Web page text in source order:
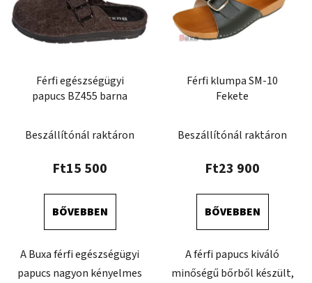
Férfi egészségügyi
papucs BZ455 barna
Beszállítónál raktáron
Ft15 500
BŐVEBBEN
A Buxa férfi egészségügyi
papucs nagyon kényelmes
Férfi klumpa SM-10
Fekete
Beszállítónál raktáron
Ft23 900
BŐVEBBEN
A férfi papucs kiváló
minőségű bőrből készült,